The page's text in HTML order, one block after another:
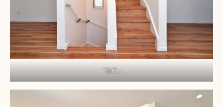
「階段」